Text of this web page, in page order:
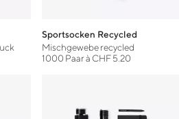
Sportsocken Recycled
Mischgewebe recycled
1000 Paar à CHF 5.20